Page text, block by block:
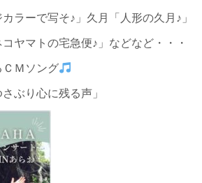
ラーで写そ♪」久月「人形の久月♪」
ヤマトの宅急便♪」などなど・・・
ＣＭソング
ぶり心に残る声」